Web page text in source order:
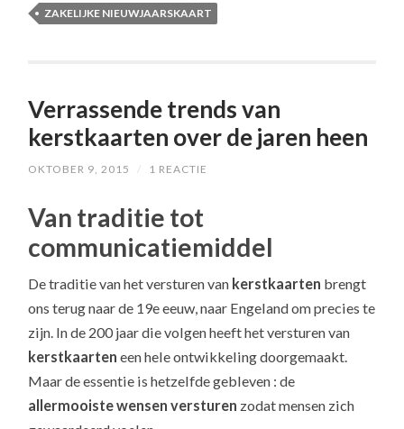
ZAKELIJKE NIEUWJAARSKAART
Verrassende trends van
kerstkaarten over de jaren heen
OKTOBER 9, 2015 / 1 REACTIE
Van traditie tot
communicatiemiddel
De traditie van het versturen van kerstkaarten brengt
ons terug naar de 19e eeuw, naar Engeland om precies te
zijn. In de 200 jaar die volgen heeft het versturen van
kerstkaarten een hele ontwikkeling doorgemaakt.
Maar de essentie is hetzelfde gebleven : de
allermooiste wensen versturen zodat mensen zich